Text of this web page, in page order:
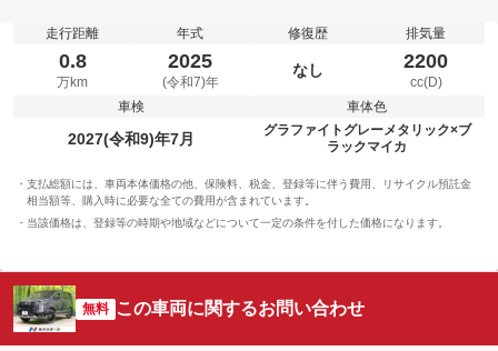
走行距離
0.8
万km
年式
2025
(令和7)年
修復歴
なし
排気量
2200
cc(D)
車検
2027(令和9)年7月
車体色
グラファイトグレーメタリック×ブ
ラックマイカ
支払総額には、車両本体価格の他、保険料、税金、登録等に伴う費用、リサイクル預託金
相当額等、購入時に必要な全ての費用が含まれています。
当該価格は、登録等の時期や地域などについて一定の条件を付した価格になります。
無料 この車両に関するお問い合わせ